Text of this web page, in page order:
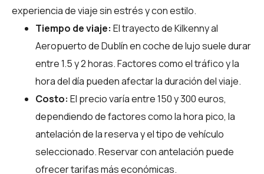
experiencia de viaje sin estrés y con estilo.
Tiempo de viaje: El trayecto de Kilkenny al
Aeropuerto de Dublín en coche de lujo suele durar
entre 1.5 y 2 horas. Factores como el tráfico y la
hora del día pueden afectar la duración del viaje.
Costo: El precio varía entre 150 y 300 euros,
dependiendo de factores como la hora pico, la
antelación de la reserva y el tipo de vehículo
seleccionado. Reservar con antelación puede
ofrecer tarifas más económicas.